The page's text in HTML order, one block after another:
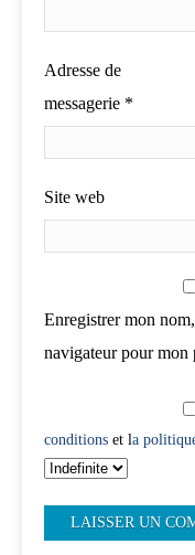
Adresse de
messagerie *
Site web
Enregistrer mon
navigateur pour mon
conditions et la